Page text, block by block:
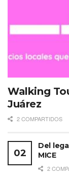
Walking
Juárez
2 COMPARTIDOS
Del
MICE
2